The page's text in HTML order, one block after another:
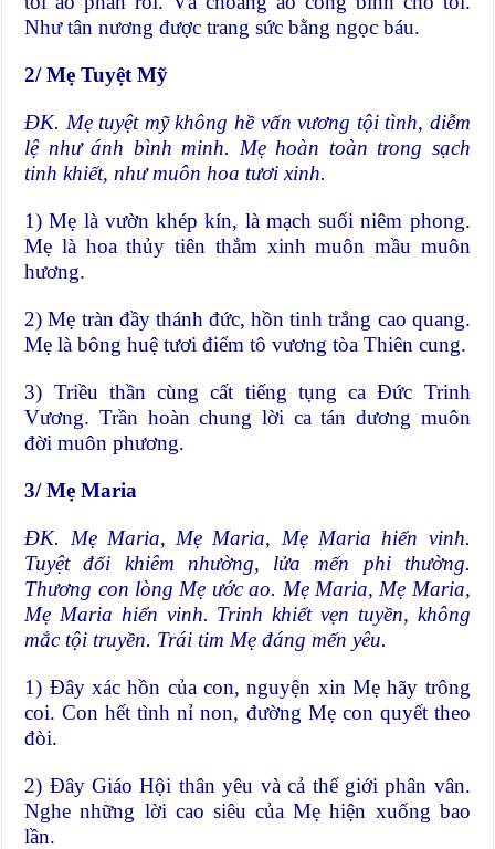
Như tân nương được trang sức bằng ngọc báu.
2/ Mẹ Tuyệt Mỹ
ĐK. Mẹ tuyệt mỹ không hề vấn vương tội tình, diễm
lệ như ánh bình minh. Mẹ hoàn toàn trong sạch
tinh khiết, như muôn hoa tươi xinh.
1) Mẹ là vườn khép kín, là mạch suối niêm phong.
Mẹ là hoa thủy tiên thắm xinh muôn mầu muôn
hương.
2) Mẹ tràn đầy thánh đức, hồn tinh trắng cao quang.
Mẹ là bông huệ tươi điểm tô vương tòa Thiên cung.
3) Triều thần cùng cất tiếng tụng ca Đức Trinh
Vương. Trần hoàn chung lời ca tán dương muôn
đời muôn phương.
3/ Mẹ Maria
ĐK. Mẹ Maria, Mẹ Maria, Mẹ Maria hiển vinh.
Tuyệt đối khiêm nhường, lửa mến phi thường.
Thương con lòng Mẹ ước ao. Mẹ Maria, Mẹ Maria,
Mẹ Maria hiển vinh. Trinh khiết vẹn tuyền, không
mắc tội truyền. Trái tim Mẹ đáng mến yêu.
1) Đây xác hồn của con, nguyện xin Mẹ hãy trông
coi. Con hết tình nỉ non, đường Mẹ con quyết theo
đòi.
2) Đây Giáo Hội thân yêu và cả thế giới phân vân.
Nghe những lời cao siêu của Mẹ hiện xuống bao
lần.